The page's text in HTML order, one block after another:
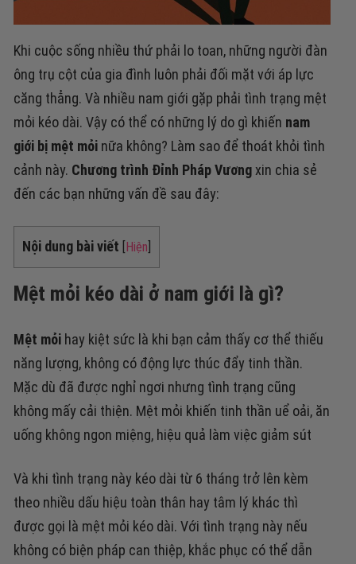
Khi cuộc sống nhiều thứ phải lo toan, những người đàn
ông trụ cột của gia đình luôn phải đối mặt với áp lực
căng thẳng. Và nhiều nam giới gặp phải tình trạng mệt
mỏi kéo dài. Vậy có thể có những lý do gì khiến nam
giới bị mệt mỏi nữa không? Làm sao để thoát khỏi tình
cảnh này. Chương trình Đỉnh Pháp Vương xin chia sẻ
đến các bạn những vấn đề sau đây:
Nội dung bài viết Hiện
Mệt mỏi kéo dài ở nam giới là gì?
Mệt mỏi hay kiệt sức là khi bạn cảm thấy cơ thể thiếu
năng lượng, không có động lực thúc đẩy tinh thần.
Mặc dù đã được nghỉ ngơi nhưng tình trạng cũng
không mấy cải thiện. Mệt mỏi khiến tinh thần uể oải, ăn
uống không ngon miệng, hiệu quả làm việc giảm sút
Và khi tình trạng này kéo dài từ 6 tháng trở lên kèm
theo nhiều dấu hiệu toàn thân hay tâm lý khác thì
được gọi là mệt mỏi kéo dài. Với tình trạng này nếu
không có biện pháp can thiệp, khắc phục có thể dẫn